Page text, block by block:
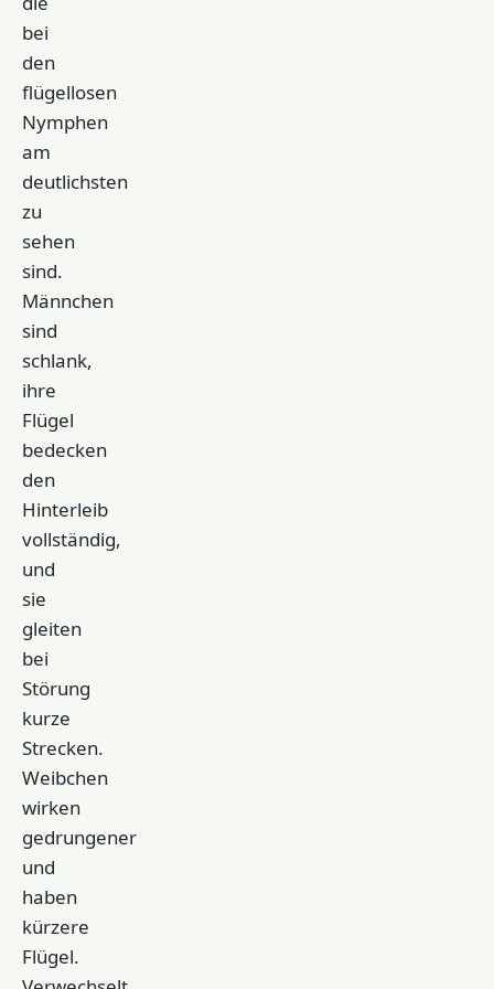
bei
den
flügellosen
Nymphen
am
deutlichsten
zu
sehen
sind.
Männchen
sind
schlank,
ihre
Flügel
bedecken
den
Hinterleib
vollständig,
und
sie
gleiten
bei
Störung
kurze
Strecken.
Weibchen
wirken
gedrungener
und
haben
kürzere
Flügel.